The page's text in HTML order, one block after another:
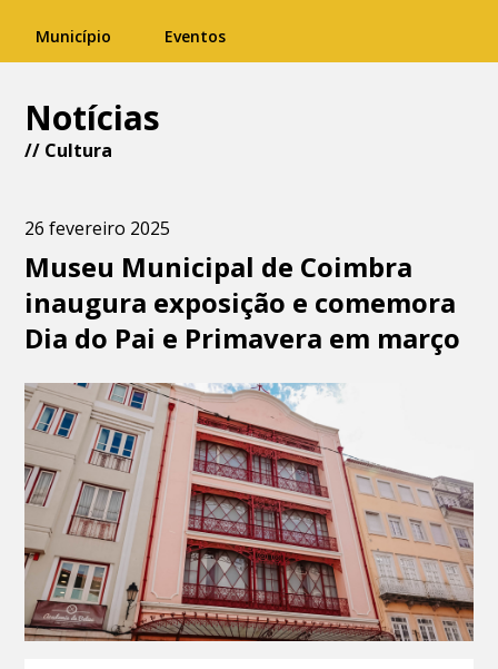
Município Eventos
Notícias
// Cultura
26 fevereiro 2025
Museu Municipal de Coimbra
inaugura exposição e comemora
Dia do Pai e Primavera em março